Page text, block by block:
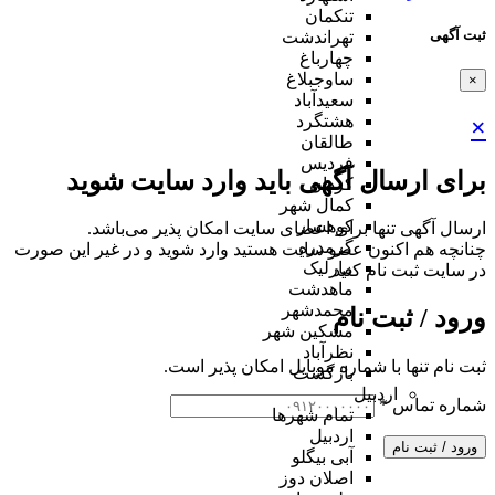
ثبت آگهی
×
×
برای ارسال آگهی باید وارد سایت شوید
ارسال آگهی تنها برای اعضای سایت امکان پذیر می‌باشد.
چنانچه هم‌ اکنون عضو سایت هستید وارد شوید و در غیر این صورت
در سایت ثبت نام کنید
ورود / ثبت نام
ثبت نام تنها با شماره موبایل امکان پذیر است.
شماره تماس*
ورود / ثبت نام
تنکمان
تهراندشت
چهارباغ
ساوجبلاغ
سعیدآباد
هشتگرد
طالقان
فردیس
کردان
کمال شهر
کوهسار
گرمدره
مارلیک
ماهدشت
محمدشهر
مشکین شهر
نظرآباد
بازگشت
اردبیل
تمام شهر‌ها
اردبیل
آبی بیگلو
اصلان دوز